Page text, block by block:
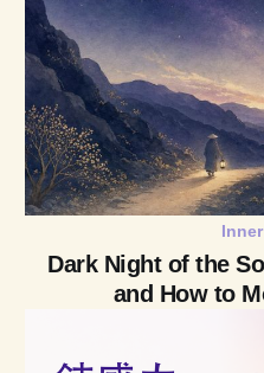
Dark Night of the
and How to